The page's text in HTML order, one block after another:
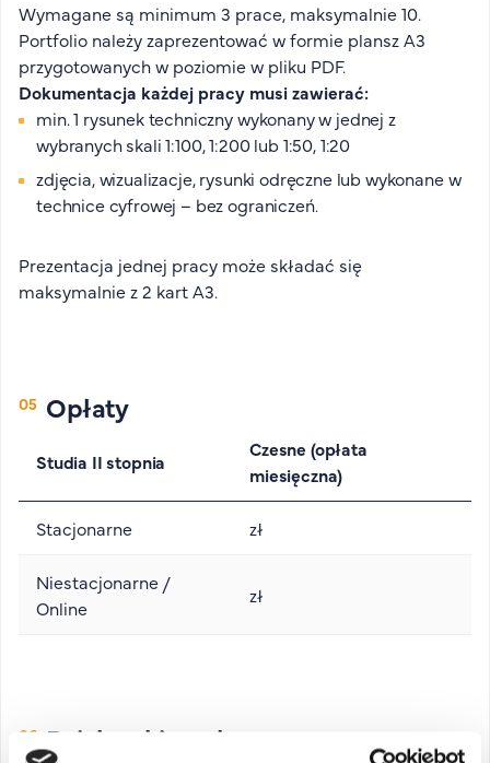
Wymagane są minimum 3 prace, maksymalnie 10.
Portfolio należy zaprezentować w formie plansz A3
przygotowanych w poziomie w pliku PDF.
Dokumentacja każdej pracy musi zawierać:
min. 1 rysunek techniczny wykonany w jednej z
wybranych skali 1:100, 1:200 lub 1:50, 1:20
zdjęcia, wizualizacje, rysunki odręczne lub wykonane w
technice cyfrowej – bez ograniczeń.
Prezentacja jednej pracy może składać się
maksymalnie z 2 kart A3.
Opłaty
Studia II stopnia
Czesne (opłata
miesięczna)
Stacjonarne zł
Niestacjonarne /
Online
zł
Dziekan kierunku